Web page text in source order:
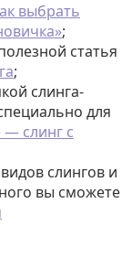
выбрать
;
статья
;
слинга-
для
слинг с
слингов и
вы сможете